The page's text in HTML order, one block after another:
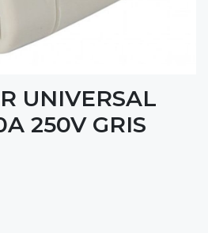
UNIVERSAL
250V GRIS